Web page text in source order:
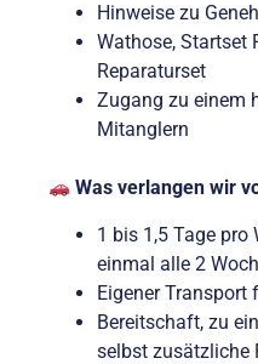
Hinweise zu
Wathose, Startset
Reparaturset
Zugang zu einem
Mitanglern
Was verlangen wir
1 bis 1,5 Tage pro
einmal alle 2
Eigener Transport
Bereitschaft, zu
selbst zusätzliche